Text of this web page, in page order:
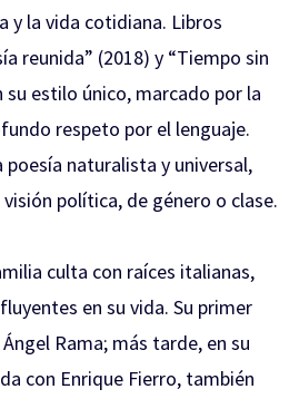
y la vida cotidiana. Libros
reunida” (2018) y “Tiempo sin
su estilo único, marcado por la
respeto por el lenguaje.
naturalista y universal,
política, de género o clase.
culta con raíces italianas,
en su vida. Su primer
Rama; más tarde, en su
con Enrique Fierro, también